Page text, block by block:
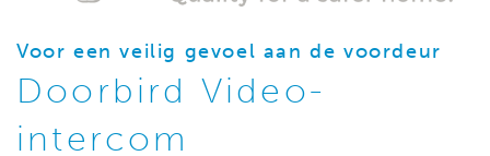
Voor een veilig gevoel aan de voordeur
Doorbird Video-
intercom